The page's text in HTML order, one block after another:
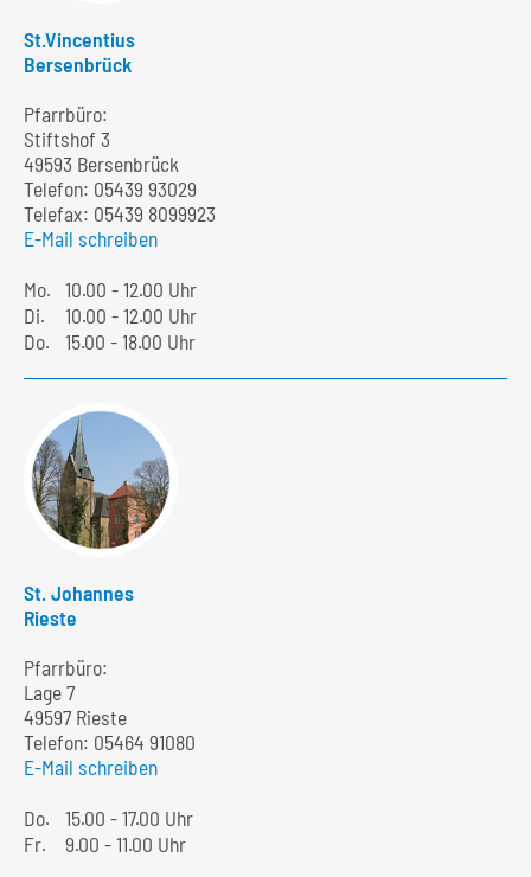
St.Vincentius
Bersenbrück
Pfarrbüro:
Stiftshof 3
49593 Bersenbrück
Telefon: 05439 93029
Telefax: 05439 8099923
E-Mail schreiben
Mo. 10.00 - 12.00 Uhr
Di.
10.00 - 12.00 Uhr
Do.
15.00 - 18.00 Uhr
St. Johannes
Rieste
Pfarrbüro:
Lage 7
49597 Rieste
Telefon: 05464 91080
E-Mail schreiben
Do.
15.00 - 17.00 Uhr
Fr.
9.00 - 11.00 Uhr